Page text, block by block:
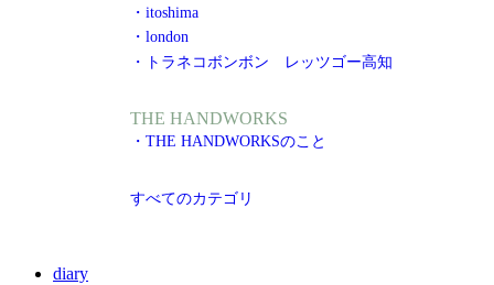
・itoshima
・london
・トラネコボンボン レッツゴー高知
THE HANDWORKS
・THE HANDWORKSのこと
すべてのカテゴリ
diary